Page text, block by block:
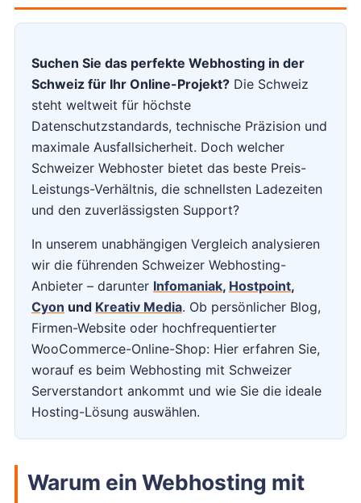
Suchen Sie das perfekte Webhosting in der
Schweiz für Ihr Online-Projekt? Die Schweiz
steht weltweit für höchste
Datenschutzstandards, technische Präzision und
maximale Ausfallsicherheit. Doch welcher
Schweizer Webhoster bietet das beste Preis-
Leistungs-Verhältnis, die schnellsten Ladezeiten
und den zuverlässigsten Support?
In unserem unabhängigen Vergleich analysieren
wir die führenden Schweizer Webhosting-
Anbieter – darunter Infomaniak, Hostpoint,
Cyon und Kreativ Media. Ob persönlicher Blog,
Firmen-Website oder hochfrequentierter
WooCommerce-Online-Shop: Hier erfahren Sie,
worauf es beim Webhosting mit Schweizer
Serverstandort ankommt und wie Sie die ideale
Hosting-Lösung auswählen.
Warum ein Webhosting mit